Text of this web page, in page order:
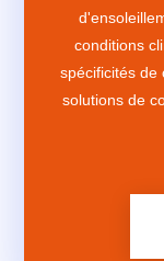
conditions
spécificités de
solutions de